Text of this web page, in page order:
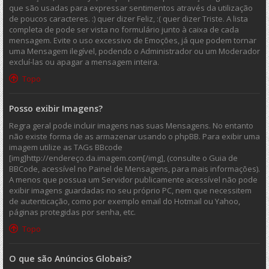
que são usadas para expressar sentimentos através da utilização
de poucos caracteres. :) quer dizer Feliz, :( quer dizer Triste. A lista
completa de pode ser vista no formulário junto à caixa de cada
mensagem. Evite o uso excessivo de Emoções, já que podem tornar
uma Mensagem ilegível, podendo o Administrador ou um Moderador
excluí-las ou apagar a mensagem inteira.
Topo
Posso exibir Imagens?
Regra geral pode incluir imagens nas suas Mensagens. No entanto
não existe forma de as armazenar usando o phpBB. Para exibir uma
imagem utilize as TAGs BBcode
[img]http://endereço.da.imagem.com[/img], (consulte o Guia de
BBCode, acessível no Painel de Mensagens, para mais informações).
A menos que possua um Servidor publicamente acessível não pode
exibir imagens guardadas no seu próprio PC, nem que necessitem
de autenticação, como por exemplo email do Hotmail ou Yahoo,
páginas protegidas por senha, etc.
Topo
O que são Anúncios Globais?